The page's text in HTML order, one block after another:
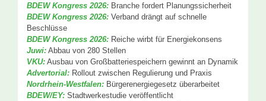
BDEW Kongress 2026: Branche fordert Planungssicherheit
BDEW Kongress 2026: Verband drängt auf schnelle
Beschlüsse
BDEW Kongress 2026: Reiche wirbt für Energiekonsens
Juwi: Abbau von 280 Stellen
VKU: Ausbau von Großbatteriespeichern gewinnt an Dynamik
Advertorial: Rollout zwischen Regulierung und Praxis
Nordrhein-Westfalen: Bürgerenergiegesetz überarbeitet
BDEW/EY: Stadtwerkestudie veröffentlicht